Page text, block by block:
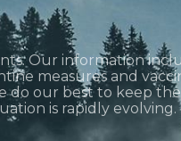
Our information
measures and
do our best to keep the
is rapidly evolving.